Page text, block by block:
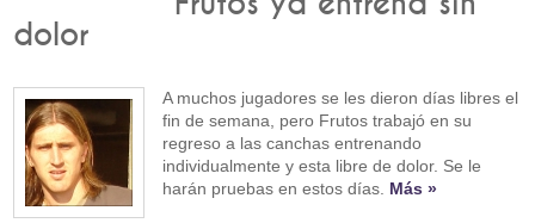
dolor
A muchos jugadores se les dieron días libres el
fin de semana, pero Frutos trabajó en su
regreso a las canchas entrenando
individualmente y esta libre de dolor. Se le
harán pruebas en estos días. Más »